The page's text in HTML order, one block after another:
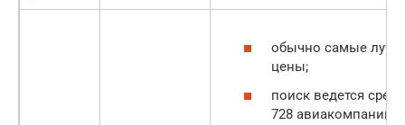
обычно самые
цены;
поиск ведется среди
728 авиакомпаний;